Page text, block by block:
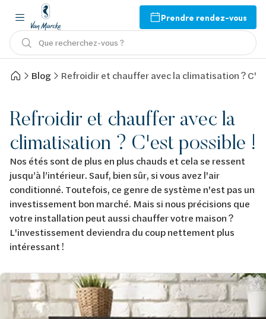
Prendre rendez-vous
Que recherchez-vous ?
Blog Refroidir et chauffer avec la climatisation ?
Refroidir et chauffer avec la
climatisation ? C'est possible !
Nos étés sont de plus en plus chauds et cela se ressent
jusqu’à l’intérieur. Sauf, bien sûr, si vous avez l'air
conditionné. Toutefois, ce genre de système n'est pas un
investissement bon marché. Mais si nous précisions que
votre installation peut aussi chauffer votre maison ?
L'investissement deviendra du coup nettement plus
intéressant !
Afbeelding